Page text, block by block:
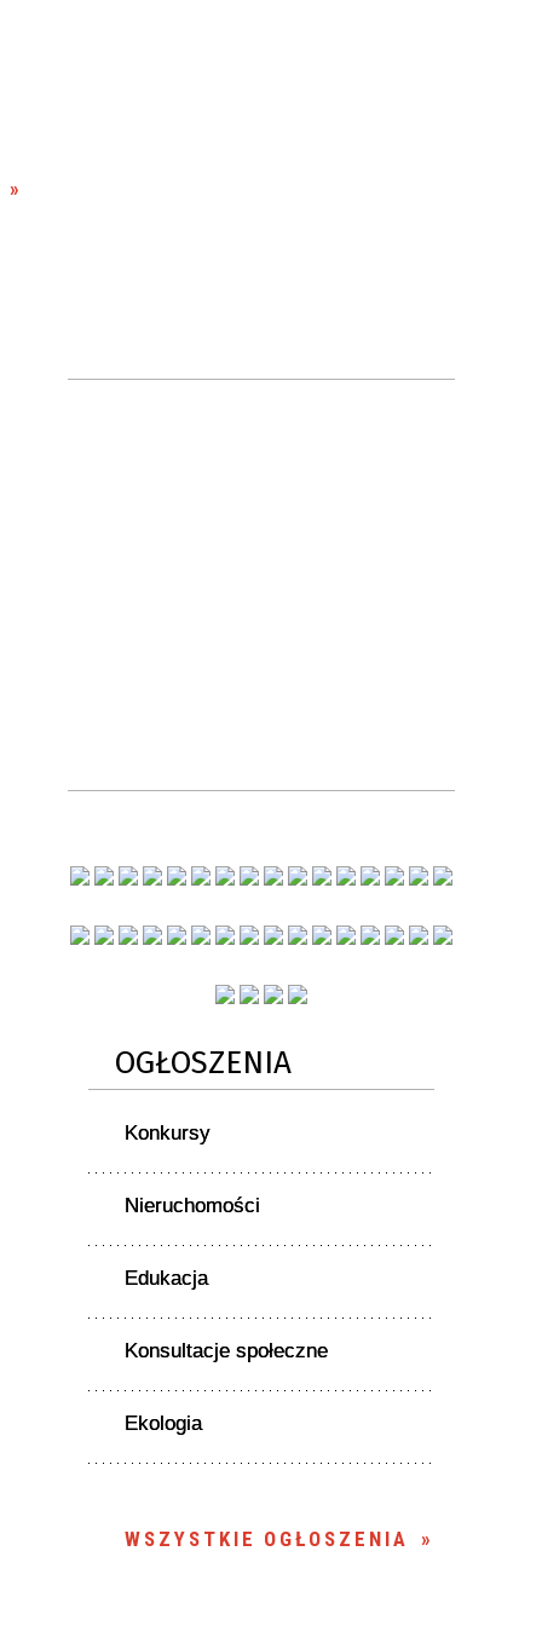
OGŁOSZENIA
Konkursy
Nieruchomości
Edukacja
Konsultacje społeczne
Ekologia
WSZYSTKIE OGŁOSZENIA